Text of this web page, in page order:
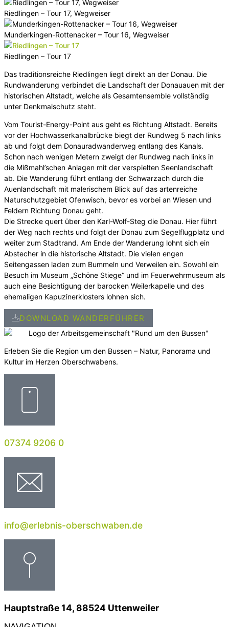
Riedlingen – Tour 17, Wegweiser
Munderkingen-Rottenacker – Tour 16, Wegweiser
Riedlingen – Tour 17
Das traditionsreiche Riedlingen liegt direkt an der Donau. Die
Rundwanderung verbindet die Landschaft der Donauauen mit der
historischen Altstadt, welche als Gesamtensemble vollständig
unter Denkmalschutz steht.
Vom Tourist-Energy-Point aus geht es Richtung Altstadt. Bereits
vor der Hochwasserkanalbrücke biegt der Rundweg 5 nach links
ab und folgt dem Donau­radwanderweg entlang des Kanals.
Schon nach wenigen Metern zweigt der Rundweg nach links in
die Mißmahl’schen Anlagen mit der verspielten Seenlandschaft
ab. Die Wanderung führt entlang der Schwarzach durch die
Auenlandschaft mit malerischem Blick auf das artenreiche
Naturschutzgebiet Ofenwisch, bevor es vorbei an Wiesen und
Feldern Richtung Donau geht.
Die Strecke quert über den Karl-Wolf-Steg die Donau. Hier führt
der Weg nach rechts und folgt der Donau zum Segelflugplatz und
weiter zum Stadtrand. Am Ende der Wanderung lohnt sich ein
Abstecher in die historische Altstadt. Die vielen engen
Seitengassen laden zum Bummeln und Verweilen ein. Sowohl ein
Besuch im Museum „Schöne Stiege“ und im Feuerwehrmuseum als
auch eine Besichtigung der barocken Weilerkapelle und des
ehemaligen Kapuzinerklosters lohnen sich.
DOWNLOAD WANDERFÜHRER
Erleben Sie die Region um den Bussen – Natur, Panorama und
Kultur im Herzen Oberschwabens.
07374 9206 0
info@erlebnis-oberschwaben.de
Hauptstraße 14, 88524 Uttenweiler